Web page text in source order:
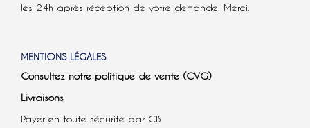
les 24h après réception de votre demande. Merci.
MENTIONS LÉGALES
Consultez notre politique de vente (CVG)
Livraisons
Payer en toute sécurité par CB